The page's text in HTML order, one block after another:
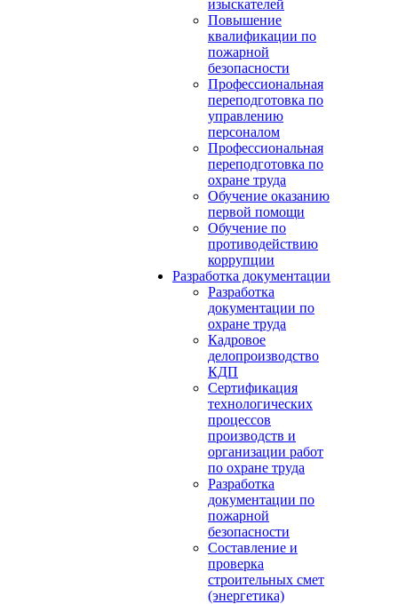
изыскателей
Повышение
квалификации по
пожарной
безопасности
Профессиональная
переподготовка по
управлению
персоналом
Профессиональная
переподготовка по
охране труда
Обучение оказанию
первой помощи
Обучение по
противодействию
коррупции
Разработка документации
Разработка
документации по
охране труда
Кадровое
делопроизводство
КДП
Сертификация
технологических
процессов
производств и
организации работ
по охране труда
Разработка
документации по
пожарной
безопасности
Составление и
проверка
строительных смет
(энергетика)